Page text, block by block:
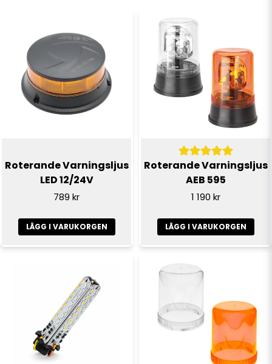
email
E-postadress
Skicka fråga
Roterande Varningsljus
LED 12/24V
789 kr
LÄGG I VARUKORGEN
Roterande Varningsljus
AEB 595
1 190 kr
LÄGG I VARUKORGEN